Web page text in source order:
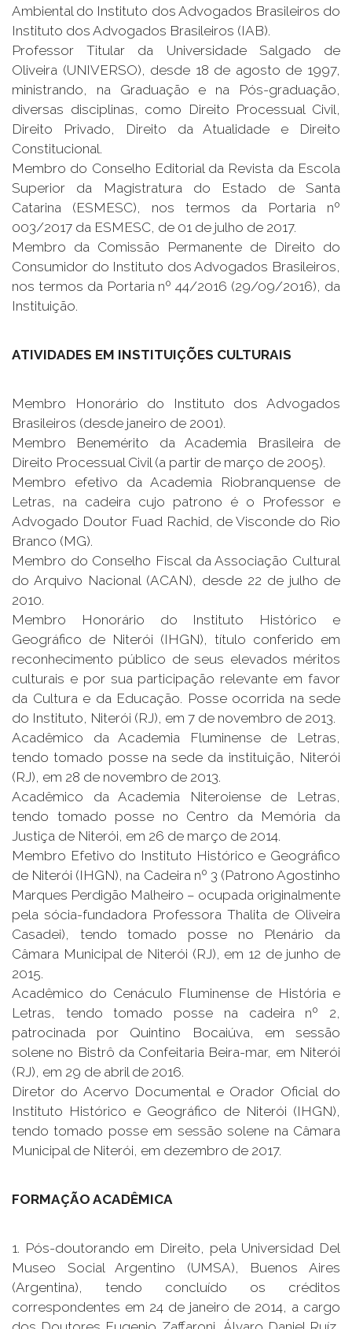
Ambiental do Instituto dos Advogados Brasileiros do
Instituto dos Advogados Brasileiros (IAB).
Professor Titular da Universidade Salgado de
Oliveira (UNIVERSO), desde 18 de agosto de 1997,
ministrando, na Graduação e na Pós-graduação,
diversas disciplinas, como Direito Processual Civil,
Direito Privado, Direito da Atualidade e Direito
Constitucional.
Membro do Conselho Editorial da Revista da Escola
Superior da Magistratura do Estado de Santa
Catarina (ESMESC), nos termos da Portaria nº
003/2017 da ESMESC, de 01 de julho de 2017.
Membro da Comissão Permanente de Direito do
Consumidor do Instituto dos Advogados Brasileiros,
nos termos da Portaria nº 44/2016 (29/09/2016), da
Instituição.
ATIVIDADES EM INSTITUIÇÕES CULTURAIS
Membro Honorário do Instituto dos Advogados
Brasileiros (desde janeiro de 2001).
Membro Benemérito da Academia Brasileira de
Direito Processual Civil (a partir de março de 2005).
Membro efetivo da Academia Riobranquense de
Letras, na cadeira cujo patrono é o Professor e
Advogado Doutor Fuad Rachid, de Visconde do Rio
Branco (MG).
Membro do Conselho Fiscal da Associação Cultural
do Arquivo Nacional (ACAN), desde 22 de julho de
2010.
Membro Honorário do Instituto Histórico e
Geográfico de Niterói (IHGN), título conferido em
reconhecimento público de seus elevados méritos
culturais e por sua participação relevante em favor
da Cultura e da Educação. Posse ocorrida na sede
do Instituto, Niterói (RJ), em 7 de novembro de 2013.
Acadêmico da Academia Fluminense de Letras,
tendo tomado posse na sede da instituição, Niterói
(RJ), em 28 de novembro de 2013.
Acadêmico da Academia Niteroiense de Letras,
tendo tomado posse no Centro da Memória da
Justiça de Niterói, em 26 de março de 2014.
Membro Efetivo do Instituto Histórico e Geográfico
de Niterói (IHGN), na Cadeira nº 3 (Patrono Agostinho
Marques Perdigão Malheiro – ocupada originalmente
pela sócia-fundadora Professora Thalita de Oliveira
Casadei), tendo tomado posse no Plenário da
Câmara Municipal de Niterói (RJ), em 12 de junho de
2015.
Acadêmico do Cenáculo Fluminense de História e
Letras, tendo tomado posse na cadeira nº 2,
patrocinada por Quintino Bocaiúva, em sessão
solene no Bistrô da Confeitaria Beira-mar, em Niterói
(RJ), em 29 de abril de 2016.
Diretor do Acervo Documental e Orador Oficial do
Instituto Histórico e Geográfico de Niterói (IHGN),
tendo tomado posse em sessão solene na Câmara
Municipal de Niterói, em dezembro de 2017.
FORMAÇÃO ACADÊMICA
1. Pós-doutorando em Direito, pela Universidad Del
Museo Social Argentino (UMSA), Buenos Aires
(Argentina), tendo concluído os créditos
correspondentes em 24 de janeiro de 2014, a cargo